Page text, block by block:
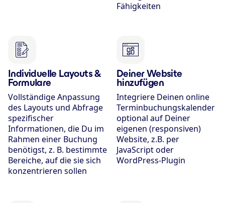
Fähigkeiten
Individuelle Layouts &
Formulare
Vollständige Anpassung
des Layouts und Abfrage
spezifischer
Informationen, die Du im
Rahmen einer Buchung
benötigst, z. B. bestimmte
Bereiche, auf die sie sich
konzentrieren sollen
Deiner Website
hinzufügen
Integriere Deinen online
Terminbuchungs­kalender
optional auf Deiner
eigenen (responsiven)
Website, z.B. per
JavaScript oder
WordPress-Plugin